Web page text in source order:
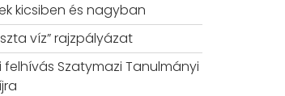
kicsiben és nagyban
víz” rajzpályázat
felhívás Szatymazi Tanulmányi